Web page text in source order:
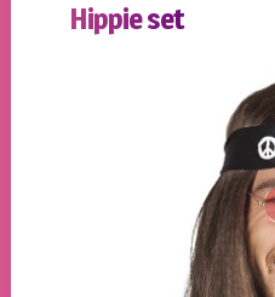
Hippie set